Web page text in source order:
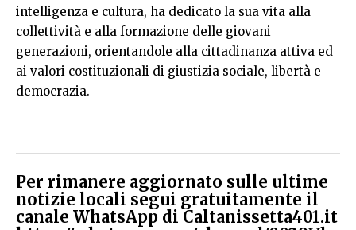
intelligenza e cultura, ha dedicato la sua vita alla
collettività e alla formazione delle giovani
generazioni, orientandole alla cittadinanza attiva ed
ai valori costituzionali di giustizia sociale, libertà e
democrazia.
Per rimanere aggiornato sulle ultime
notizie locali segui gratuitamente il
canale WhatsApp di Caltanissetta401.it